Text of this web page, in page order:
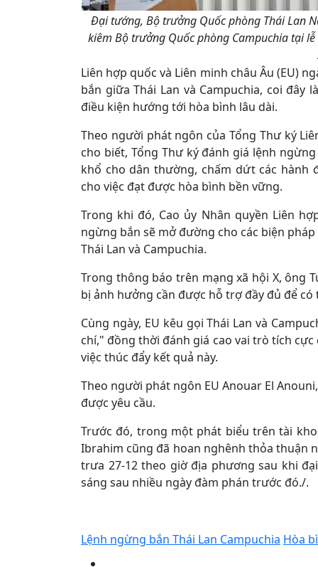
Đại tướng, Bộ trưởng Quốc phòng Thái Lan
kiêm Bộ trưởng Quốc phòng Campuchia tại
Liên hợp quốc và Liên minh châu Âu (EU)
bắn giữa Thái Lan và Campuchia, coi
điều kiện hướng tới hòa bình lâu dài.
Theo người phát ngôn của Tổng Thư ký
cho biết, Tổng Thư ký đánh giá lệnh
khổ cho dân thường, chấm dứt các
cho việc đạt được hòa bình bền vững.
Trong khi đó, Cao ủy Nhân quyền Liên
ngừng bắn sẽ mở đường cho các biện
Thái Lan và Campuchia.
Trong thông báo trên mạng xã hội X, ông
bị ảnh hưởng cần được hỗ trợ đầy đủ để có
Cùng ngày, EU kêu gọi Thái Lan và
chí," đồng thời đánh giá cao vai trò tích cực
việc thúc đẩy kết quả này.
Theo người phát ngôn EU Anouar El
được yêu cầu.
Trước đó, trong một phát biểu trên tài
Ibrahim cũng đã hoan nghênh thỏa thuận
trưa 27-12 theo giờ địa phương sau khi
sáng sau nhiều ngày đàm phán trước đó./.
Lệnh ngừng bắn Thái Lan Campuchia Hòa